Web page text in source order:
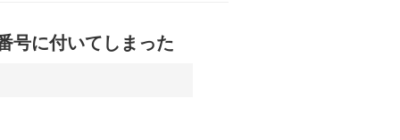
に付いてしまった